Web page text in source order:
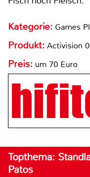
Kategorie: Games
Produkt: Activision
Preis: um 70 Euro
Topthema:
Patos